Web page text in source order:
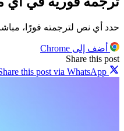
حدد أي نص لترجمته فورًا،
أضف إلى Chrome
Share this post
this post via WhatsApp